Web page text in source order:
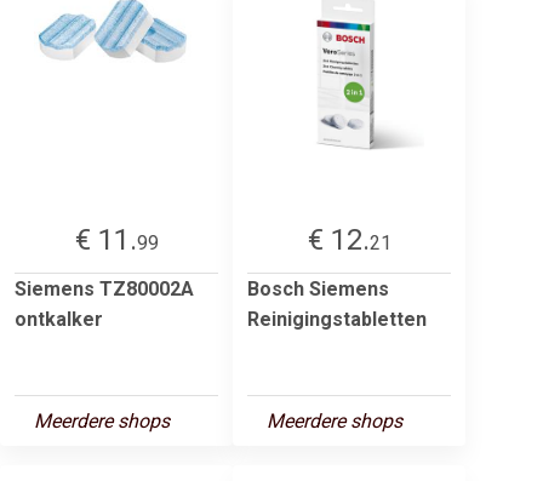
€ 11.99
Siemens TZ80002A
ontkalker
Meerdere shops
€ 12.21
Bosch Siemens
Reinigingstabletten
Meerdere shops